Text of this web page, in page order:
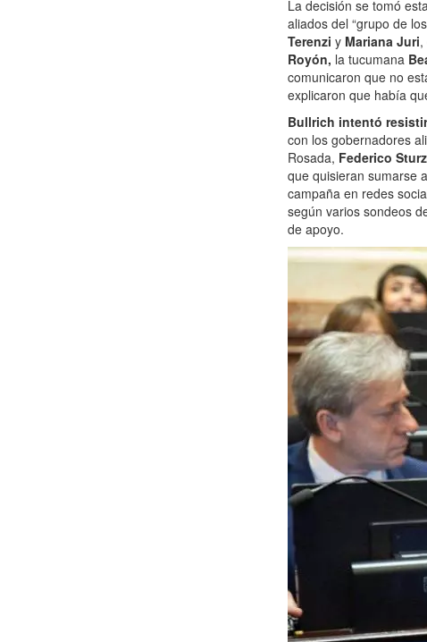
La decisión se tomó
aliados del “grupo de
Terenzi y Mariana Juri,
Royón, la tucumana
comunicaron que no
explicaron que había
Bullrich intentó
con los gobernadores
Rosada, Federico
que quisieran sumarse
campaña en redes
según varios sondeos
de apoyo.